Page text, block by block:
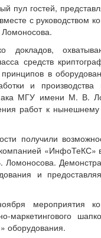
пул гостей,
с руководством
докладов,
средств
в
и производства
МГУ имени М. В.
работ к
получили
«ИнфоТеКС»
и
мероприятия
оборудования.